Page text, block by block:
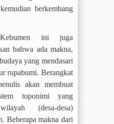
berkembang
ini juga
bahwa ada makna,
yang mendasari
rupabumi. Berangkat
akan membuat
toponimi yang
(desa-desa)
Beberapa makna dari